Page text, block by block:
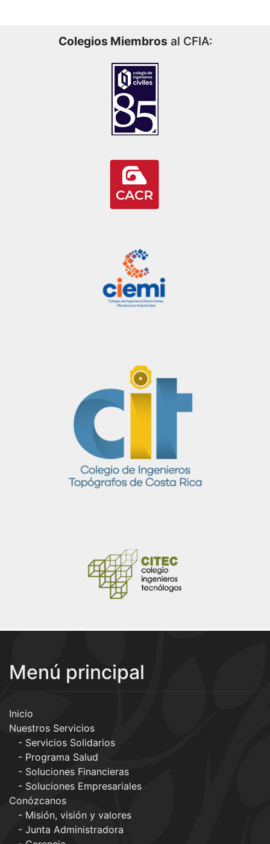
Colegios Miembros al CFIA:
Menú principal
Inicio
Nuestros Servicios
Servicios Solidarios
Programa Salud
Soluciones Financieras
Soluciones Empresariales
Conózcanos
Misión, visión y valores
Junta Administradora